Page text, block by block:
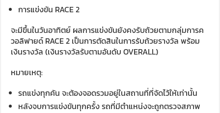
การแข่งขัน RACE 2
จะมีขึ้นในวันอาทิตย์ ผลการแข่งขันยังคงรับถ้วยตามกลุ่มการค
วอลิฟายด์ RACE 2 เป็นการตัดสินในการรับถ้วยรางวัล พร้อม
เงินรางวัล (เงินรางวัลรับตามอันดับ OVERALL)
หมายเหตุ:
รถแข่งทุกคัน จะต้องจอดรวมอยู่ในสถานที่ที่จัดไว้ให้เท่านั้น
หลังจบการแข่งขันทุกครั้ง รถที่มีตำแหน่งจะถูกตรวจสภาพ